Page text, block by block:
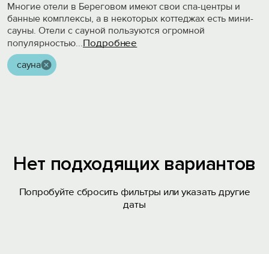
Многие отели в Береговом имеют свои спа-центры и
банные комплексы, а в некоторых коттеджах есть мини-
сауны. Отели с сауной пользуются огромной
популярностью...Подробнее
сауна
Нет подходящих вариантов
Попробуйте сбросить фильтры или указать другие
даты